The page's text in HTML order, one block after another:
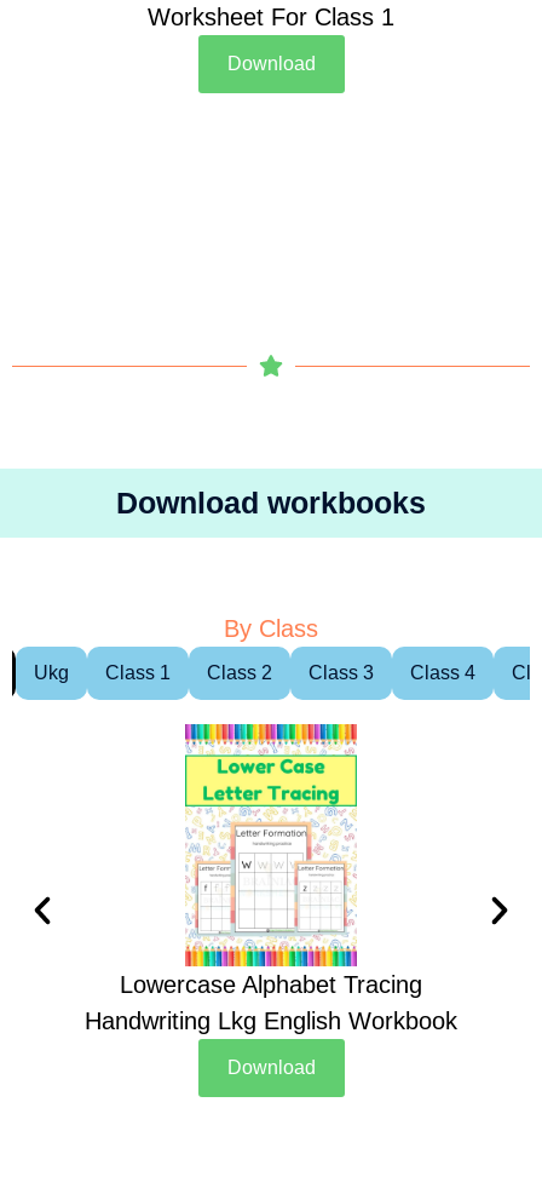
Worksheet For Class 1
Download
Download workbooks
By Class
Ukg Class 1 Class 2 Class 3 Class 4
Lowercase Alphabet Tracing
Handwriting Lkg English Workbook
Download